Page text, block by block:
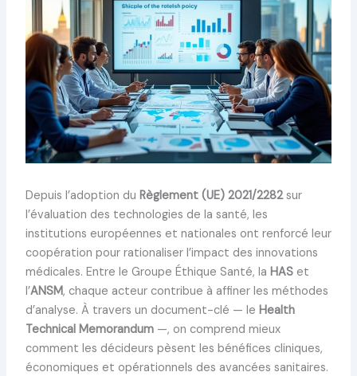
Depuis l’adoption du Règlement (UE) 2021/2282sur
l’évaluation des technologies de la santé, les
institutions européennes et nationales ont renforcé leur
coopération pour rationaliser l’impact des innovations
médicales. Entre le Groupe Éthique Santé, la HASet
l’ANSM, chaque acteur contribue à affiner les méthodes
d’analyse. À travers un document-clé — le Health
Technical Memorandum—, on comprend mieux
comment les décideurs pèsent les bénéfices cliniques,
économiques et opérationnels des avancées sanitaires.